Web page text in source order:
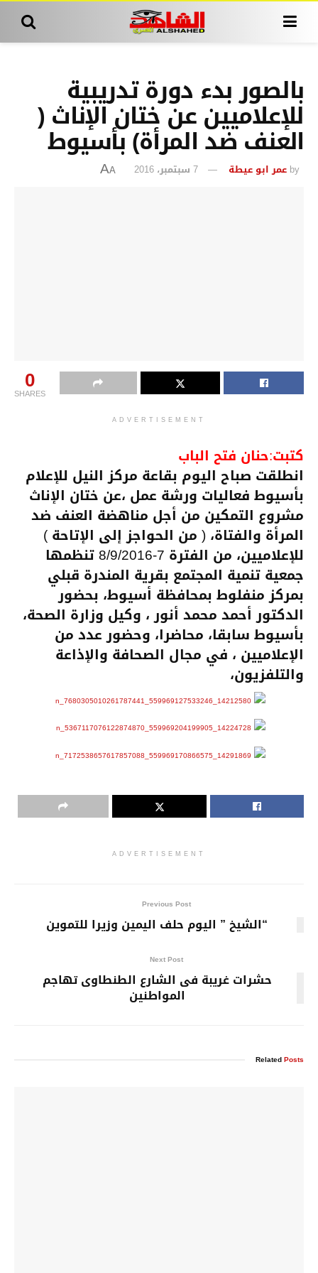
بالصور بدء دورة تدريبية
للإعلاميين عن ختان الإناث (
العنف ضد المرأة) بأسيوط
by عمر ابو عيطة 7 سبتمبر، 2016 A
A
0
SHARES
ADVERTISEMENT
كتبت:حنان فتح الباب
انطلقت صباح اليوم بقاعة مركز النيل للإعلام
بأسيوط فعاليات ورشة عمل ،عن ختان الإناث
مشروع التمكين من أجل مناهضة العنف ضد
المرأة والفتاة، ( من الحواجز إلى الإتاحة )
للإعلاميين، من الفترة 7-8/9/2016 تنظمها
جمعية تنمية المجتمع بقرية المندرة قبلي
بمركز منفلوط بمحافظة أسيوط، بحضور
الدكتور أحمد محمد أنور ، وكيل وزارة الصحة،
بأسيوط سابقا، محاضرا، وحضور عدد من
الإعلاميين ، في مجال الصحافة والإذاعة
والتلفزيون،
ADVERTISEMENT
Previous Post
“الشيخ ” اليوم حلف اليمين وزيرا للتموين
Next Post
حشرات غريبة فى الشارع الطنطاوى تهاجم
المواطنين
RelatedPosts